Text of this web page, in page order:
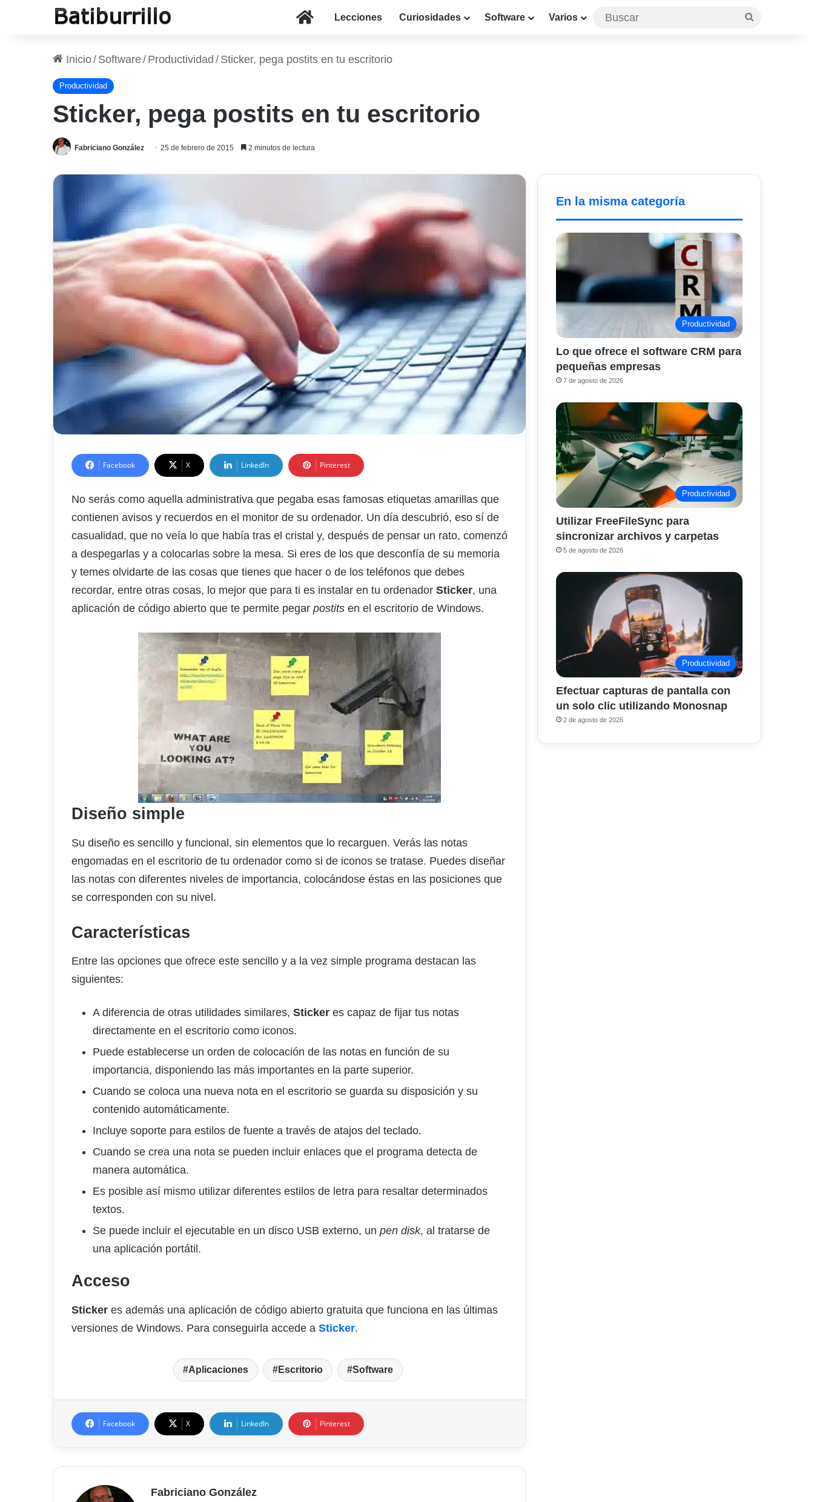
InicioLecciones Curiosidades Software Varios
Inicio/ Software/ Productividad / Sticker, pega postits en tu escritorio
Productividad
Sticker, pega postits en tu escritorio
Fabriciano González 25 de febrero de 2015 2 minutos de lectura
Facebook X LinkedIn Pinterest
No serás como aquella administrativa que pegaba esas famosas etiquetas amarillas que
contienen avisos y recuerdos en el monitor de su ordenador. Un día descubrió, eso sí de
casualidad, que no veía lo que había tras el cristal y, después de pensar un rato, comenzó
a despegarlas y a colocarlas sobre la mesa. Si eres de los que desconfía de su memoria
y temes olvidarte de las cosas que tienes que hacer o de los teléfonos que debes
recordar, entre otras cosas, lo mejor que para ti es instalar en tu ordenador Sticker, una
aplicación de código abierto que te permite pegar postits en el escritorio de Windows.
Diseño simple
Su diseño es sencillo y funcional, sin elementos que lo recarguen. Verás las notas
engomadas en el escritorio de tu ordenador como si de iconos se tratase. Puedes diseñar
las notas con diferentes niveles de importancia, colocándose éstas en las posiciones que
se corresponden con su nivel.
Características
Entre las opciones que ofrece este sencillo y a la vez simple programa destacan las
siguientes:
A diferencia de otras utilidades similares, Sticker es capaz de fijar tus notas
directamente en el escritorio como iconos.
Puede establecerse un orden de colocación de las notas en función de su
importancia, disponiendo las más importantes en la parte superior.
Cuando se coloca una nueva nota en el escritorio se guarda su disposición y su
contenido automáticamente.
Incluye soporte para estilos de fuente a través de atajos del teclado.
Cuando se crea una nota se pueden incluir enlaces que el programa detecta de
manera automática.
Es posible así mismo utilizar diferentes estilos de letra para resaltar determinados
textos.
Se puede incluir el ejecutable en un disco USB externo, un pen disk, al tratarse de
una aplicación portátil.
Acceso
Sticker es además una aplicación de código abierto gratuita que funciona en las últimas
versiones de Windows. Para conseguirla accede a Sticker.
Aplicaciones Escritorio Software
Facebook X LinkedIn Pinterest
Fabriciano González
En la misma categoría
Productividad
Lo que ofrece el software CRM para
pequeñas empresas
7 de agosto de 2026
Productividad
Utilizar FreeFileSync para
sincronizar archivos y carpetas
5 de agosto de 2026
Productividad
Efectuar capturas de pantalla con
un solo clic utilizando Monosnap
2 de agosto de 2026